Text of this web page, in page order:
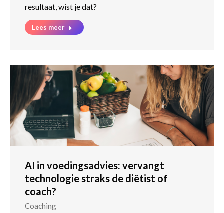
resultaat, wist je dat?
Lees meer
AI in voedingsadvies: vervangt
technologie straks de diëtist of
coach?
Coaching